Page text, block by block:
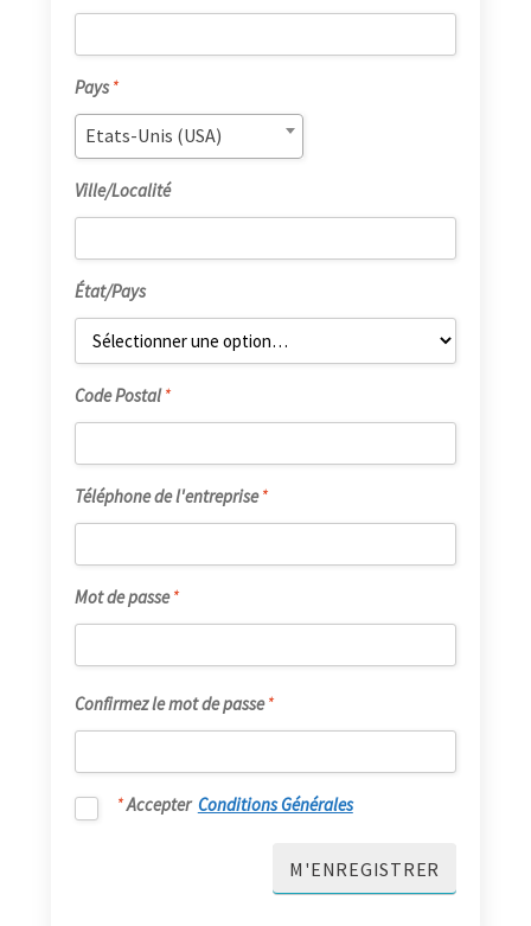
Pays *
Etats-Unis (USA)
Ville/Localité
État/Pays
Code Postal *
Téléphone de l'entreprise *
Mot de passe *
Confirmez le mot de passe *
*Accepter Conditions Générales